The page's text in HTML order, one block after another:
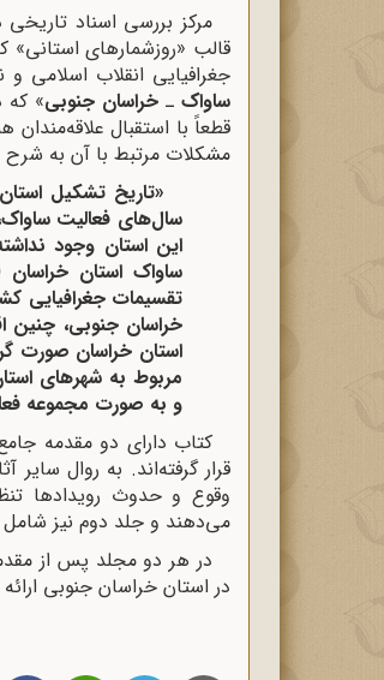
مرکز بررسی اسناد
قالب «روزشمارهای
جغرافیایی انقلاب اسلامی
ساواک ـخراسان جنوبی
قطعاً با استقبال
مشکلات مرتبط با آن به شرح
سال‌های فعالیت
این استان وجود
تقسیمات جغرافیایی
خراسان جنوبی، چنین
استان خراسان صورت
مربوط به شهرهای
و به صورت مجموعه
کتاب دارای دو مقدمه
می‌دهند و جلد دوم نیز شامل رویدادهای 9 شهریور
در هر دو مجلد پس از
در استان خراسان جنوبی